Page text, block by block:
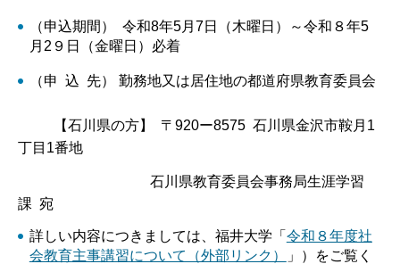
（申込期間） 令和8年5月7日（木曜日）～令和８年5
月2９日（金曜日）必着
（申 込 先） 勤務地又は居住地の都道府県教育委員会
【石川県の方】 〒920ー8575 石川県金沢市鞍月1
丁目1番地
石川県教育委員会事務局生涯学習
課 宛
詳しい内容につきましては、福井大学「 令和８年度社
会教育主事講習について（外部リンク）
」）をご覧く